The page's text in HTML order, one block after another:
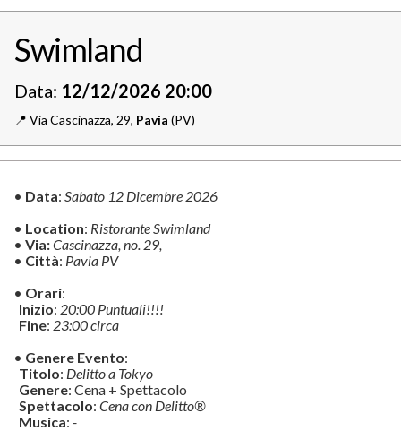
Swimland
Data: 12/12/2026 20:00
📍️ Via Cascinazza, 29, Pavia (PV)
• Data: Sabato 12 Dicembre 2026
• Location: Ristorante Swimland
• Via:Cascinazza, no. 29,
• Città: Pavia PV
• Orari:
Inizio: 20:00 Puntuali!!!!
Fine: 23:00 circa
• Genere Evento:
Titolo: Delitto a Tokyo
Genere: Cena + Spettacolo
Spettacolo: Cena con Delitto®
Musica: -